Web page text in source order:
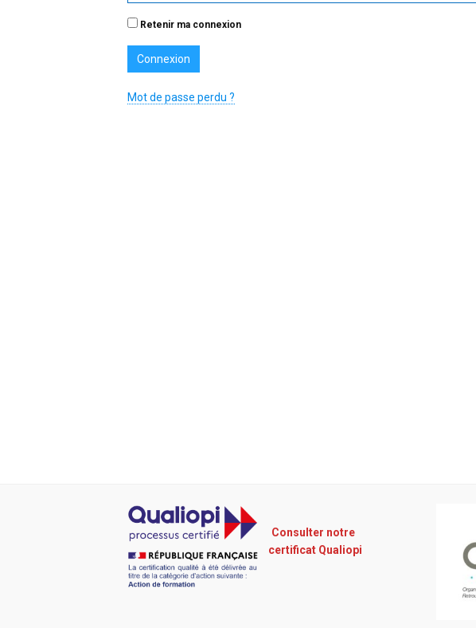
Retenir ma connexion
Mot de passe perdu ?
Consulter notre
certificat Qualiopi